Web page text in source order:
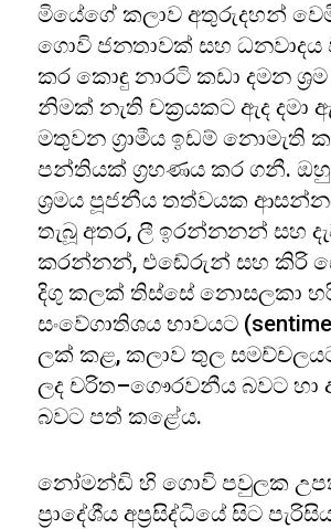
මියේගේ කලාව අතුරුදහන්
ගොවි ජනතාවක් සහ ධනවාදය
කර කොඳු නාරටි කඩා දමන ශ්‍රම
නිමක් නැති චක්‍රයකට ඇද දමා
මතුවන ග්‍රාමීය ඉඩම්
පන්තියක් ග්‍රහණය කර ගනී. ඔහු
ශ්‍රමය පූජනීය තත්වයක
තැබූ අතර, ලී ඉරන්නනන් සහ
කරන්නන්, එඬේරුන් සහ කිරි
දිගු කලක් තිස්සේ නොසලකා
සංවේගාතිශය භාවයට
ලක් කළ, කලාව තුල
ලද චරිත–ගෞරවනීය බවට
බවට පත් කළේය.
නෝමන්ඩි හි ගොවි පවුලක
ප්‍රාදේශීය අප්‍රසිද්ධියේ සිට